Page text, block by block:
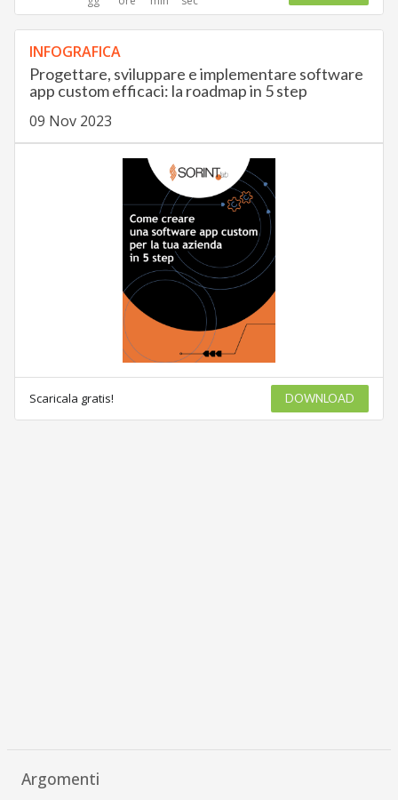
INFOGRAFICA
Progettare, sviluppare e implementare software
app custom efficaci: la roadmap in 5 step
09 Nov 2023
Scaricala gratis! DOWNLOAD
Argomenti